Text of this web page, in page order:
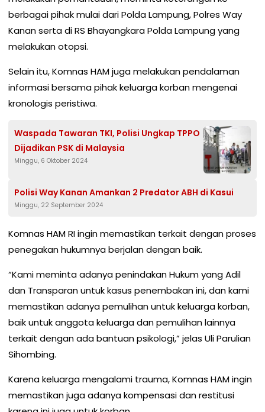
berbagai pihak mulai dari Polda Lampung, Polres Way
Kanan serta di RS Bhayangkara Polda Lampung yang
melakukan otopsi.
Selain itu, Komnas HAM juga melakukan pendalaman
informasi bersama pihak keluarga korban mengenai
kronologis peristiwa.
Waspada Tawaran TKI, Polisi Ungkap TPPO
Dijadikan PSK di Malaysia
Minggu, 6 Oktober 2024
Polisi Way Kanan Amankan 2 Predator ABH di Kasui
Minggu, 22 September 2024
Komnas HAM RI ingin memastikan terkait dengan proses
penegakan hukumnya berjalan dengan baik.
“Kami meminta adanya penindakan Hukum yang Adil
dan Transparan untuk kasus penembakan ini, dan kami
memastikan adanya pemulihan untuk keluarga korban,
baik untuk anggota keluarga dan pemulihan lainnya
terkait dengan ada bantuan psikologi,” jelas Uli Parulian
Sihombing.
Karena keluarga mengalami trauma, Komnas HAM ingin
memastikan juga adanya kompensasi dan restitusi